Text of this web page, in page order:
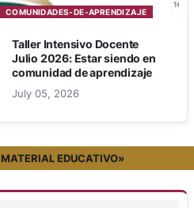
COMUNIDADES-DE-APRENDIZAJE
Taller Intensivo Docente
Julio 2026: Estar siendo en
comunidad de aprendizaje
July 05, 2026
MATERIAL EDUCATIVO»